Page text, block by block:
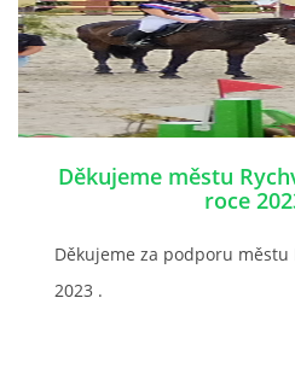
Děkujeme městu
roce
Děkujeme za podporu
2023 .